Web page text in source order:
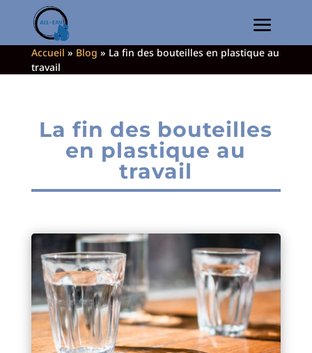
Accueil » Blog » La fin des bouteilles en plastique au
travail
La fin des bouteilles
en plastique au
travail